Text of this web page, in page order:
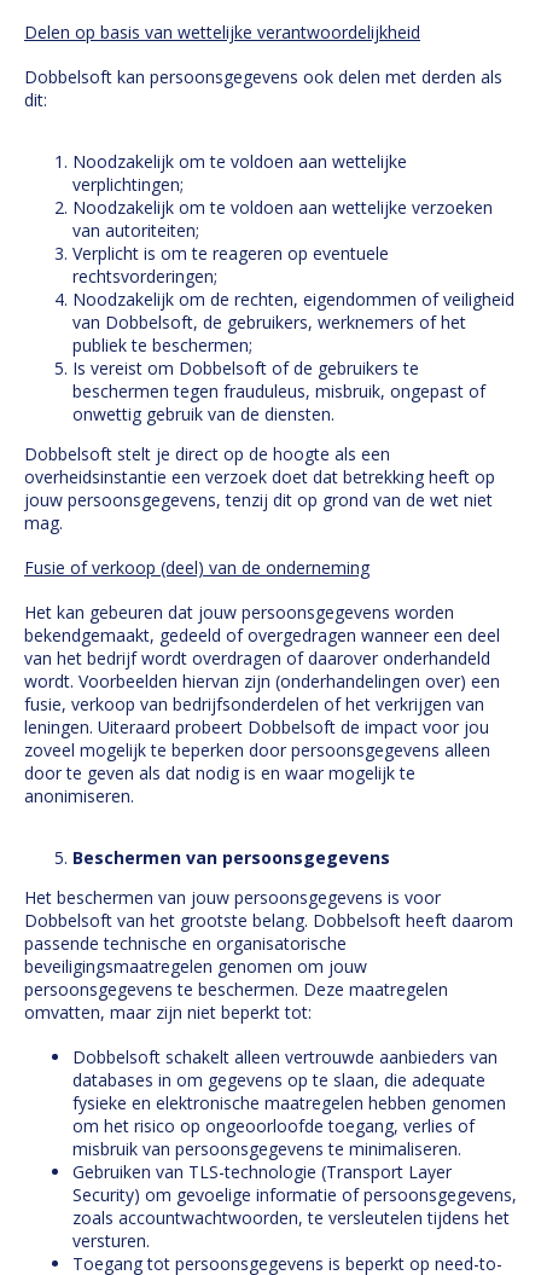
Delen op basis van wettelijke verantwoordelijkheid
Dobbelsoft kan persoonsgegevens ook delen met derden als
dit:
Noodzakelijk om te voldoen aan wettelijke
verplichtingen;
Noodzakelijk om te voldoen aan wettelijke verzoeken
van autoriteiten;
Verplicht is om te reageren op eventuele
rechtsvorderingen;
Noodzakelijk om de rechten, eigendommen of veiligheid
van Dobbelsoft, de gebruikers, werknemers of het
publiek te beschermen;
Is vereist om Dobbelsoft of de gebruikers te
beschermen tegen frauduleus, misbruik, ongepast of
onwettig gebruik van de diensten.
Dobbelsoft stelt je direct op de hoogte als een
overheidsinstantie een verzoek doet dat betrekking heeft op
jouw persoonsgegevens, tenzij dit op grond van de wet niet
mag.
Fusie of verkoop (deel) van de onderneming
Het kan gebeuren dat jouw persoonsgegevens worden
bekendgemaakt, gedeeld of overgedragen wanneer een deel
van het bedrijf wordt overdragen of daarover onderhandeld
wordt. Voorbeelden hiervan zijn (onderhandelingen over) een
fusie, verkoop van bedrijfsonderdelen of het verkrijgen van
leningen. Uiteraard probeert Dobbelsoft de impact voor jou
zoveel mogelijk te beperken door persoonsgegevens alleen
door te geven als dat nodig is en waar mogelijk te
anonimiseren.
Beschermen van persoonsgegevens
Het beschermen van jouw persoonsgegevens is voor
Dobbelsoft van het grootste belang. Dobbelsoft heeft daarom
passende technische en organisatorische
beveiligingsmaatregelen genomen om jouw
persoonsgegevens te beschermen. Deze maatregelen
omvatten, maar zijn niet beperkt tot:
Dobbelsoft schakelt alleen vertrouwde aanbieders van
databases in om gegevens op te slaan, die adequate
fysieke en elektronische maatregelen hebben genomen
om het risico op ongeoorloofde toegang, verlies of
misbruik van persoonsgegevens te minimaliseren.
Gebruiken van TLS-technologie (Transport Layer
Security) om gevoelige informatie of persoonsgegevens,
zoals accountwachtwoorden, te versleutelen tijdens het
versturen.
Toegang tot persoonsgegevens is beperkt op need-to-